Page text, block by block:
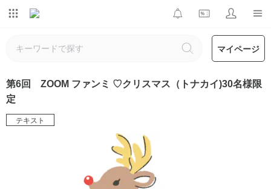
マイページ
第6回 ZOOM ファンミ ♡クリスマス（トナカイ)30名様限
定
テキスト